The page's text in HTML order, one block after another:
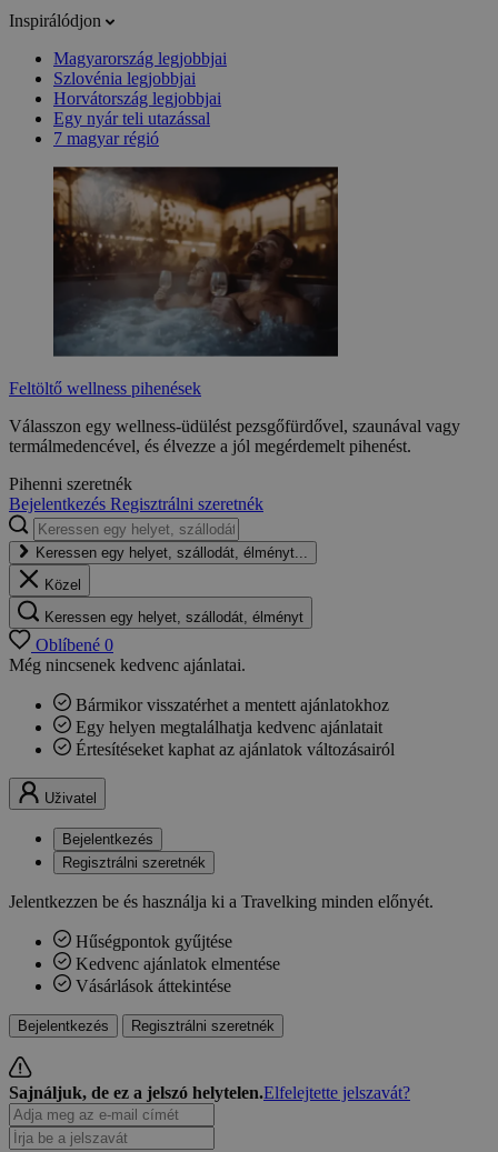
Inspirálódjon
Magyarország legjobbjai
Szlovénia legjobbjai
Horvátország legjobbjai
Egy nyár teli utazással
7 magyar régió
Feltöltő wellness pihenések
Válasszon egy wellness-üdülést pezsgőfürdővel, szaunával vagy
termálmedencével, és élvezze a jól megérdemelt pihenést.
Pihenni szeretnék
Bejelentkezés Regisztrálni szeretnék
Keressen egy helyet, szállodát, élményt...
Közel
Keressen egy helyet, szállodát, élményt
Oblíbené 0
Még nincsenek kedvenc ajánlatai.
Bármikor visszatérhet a mentett ajánlatokhoz
Egy helyen megtalálhatja kedvenc ajánlatait
Értesítéseket kaphat az ajánlatok változásairól
Uživatel
Bejelentkezés
Regisztrálni szeretnék
Jelentkezzen be és használja ki a Travelking minden előnyét.
Hűségpontok gyűjtése
Kedvenc ajánlatok elmentése
Vásárlások áttekintése
Bejelentkezés Regisztrálni szeretnék
Sajnáljuk, de ez a jelszó helytelen.Elfelejtette jelszavát?